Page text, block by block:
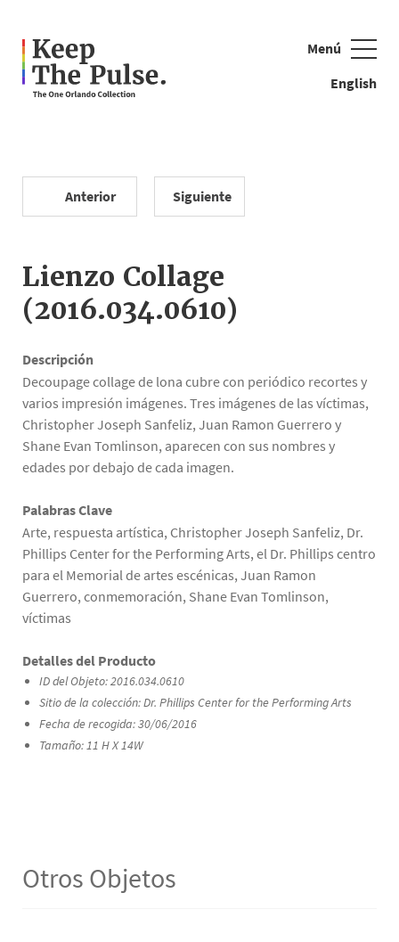
Menú
English
Cerrar
Anterior Siguiente
Lienzo Collage
(2016.034.0610)
Descripción
Decoupage collage de lona cubre con periódico recortes y
varios impresión imágenes. Tres imágenes de las víctimas,
Christopher Joseph Sanfeliz, Juan Ramon Guerrero y
Shane Evan Tomlinson, aparecen con sus nombres y
edades por debajo de cada imagen.
Palabras Clave
Arte, respuesta artística, Christopher Joseph Sanfeliz, Dr.
Phillips Center for the Performing Arts, el Dr. Phillips centro
para el Memorial de artes escénicas, Juan Ramon
Guerrero, conmemoración, Shane Evan Tomlinson,
víctimas
Detalles del Producto
ID del Objeto: 2016.034.0610
Sitio de la colección: Dr. Phillips Center for the Performing Arts
Fecha de recogida: 30/06/2016
Tamaño: 11 H X 14W
Otros Objetos